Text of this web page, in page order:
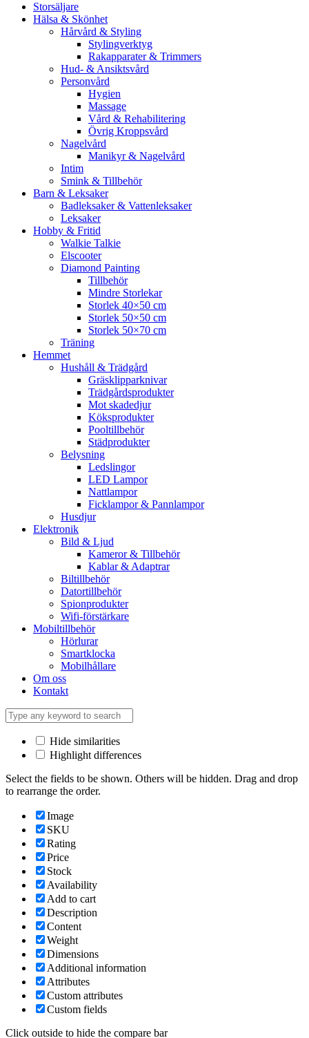
Storsäljare
Hälsa & Skönhet
Hårvård & Styling
Stylingverktyg
Rakapparater & Trimmers
Hud- & Ansiktsvård
Personvård
Hygien
Massage
Vård & Rehabilitering
Övrig Kroppsvård
Nagelvård
Manikyr & Nagelvård
Intim
Smink & Tillbehör
Barn & Leksaker
Badleksaker & Vattenleksaker
Leksaker
Hobby & Fritid
Walkie Talkie
Elscooter
Diamond Painting
Tillbehör
Mindre Storlekar
Storlek 40×50 cm
Storlek 50×50 cm
Storlek 50×70 cm
Träning
Hemmet
Hushåll & Trädgård
Gräsklipparknivar
Trädgårdsprodukter
Mot skadedjur
Köksprodukter
Pooltillbehör
Städprodukter
Belysning
Ledslingor
LED Lampor
Nattlampor
Ficklampor & Pannlampor
Husdjur
Elektronik
Bild & Ljud
Kameror & Tillbehör
Kablar & Adaptrar
Biltillbehör
Datortillbehör
Spionprodukter
Wifi-förstärkare
Mobiltillbehör
Hörlurar
Smartklocka
Mobilhållare
Om oss
Kontakt
Hide similarities
Highlight differences
Select the fields to be shown. Others will be hidden. Drag and drop
to rearrange the order.
Image
SKU
Rating
Price
Stock
Availability
Add to cart
Description
Content
Weight
Dimensions
Additional information
Attributes
Custom attributes
Custom fields
Click outside to hide the compare bar